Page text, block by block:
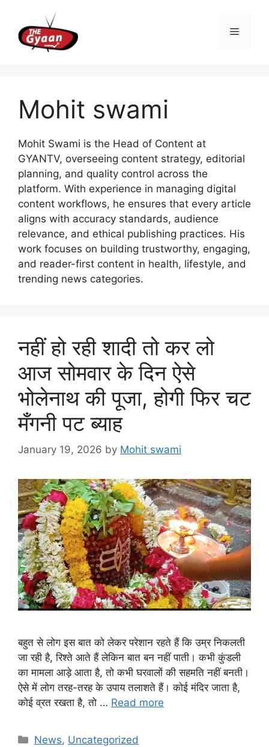
content
Menu
Mohit swami
Mohit Swami is the Head of Content at
GYANTV, overseeing content strategy, editorial
planning, and quality control across the
platform. With experience in managing digital
content workflows, he ensures that every article
aligns with accuracy standards, audience
relevance, and ethical publishing practices. His
work focuses on building trustworthy, engaging,
and reader-first content in health, lifestyle, and
trending news categories.
नहीं हो रही शादी तो कर लो
आज सोमवार के दिन ऐसे
भोलेनाथ की पूजा, होगी फिर चट
मँगनी पट ब्याह
January 19, 2026 by Mohit swami
बहुत से लोग इस बात को लेकर परेशान रहते हैं कि उम्र निकलती
जा रही है, रिश्ते आते हैं लेकिन बात बन नहीं पाती। कभी कुंडली
का मामला आड़े आता है, तो कभी घरवालों की सहमति नहीं बनती।
ऐसे में लोग तरह-तरह के उपाय तलाशते हैं। कोई मंदिर जाता है,
कोई व्रत रखता है, तो … Read more
Categories
News, Uncategorized